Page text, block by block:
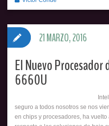
El Nuevo Procesador
6660U
seguro a todos nosotros se nos
en chips y procesadores, ha
21 MARZO, 2016